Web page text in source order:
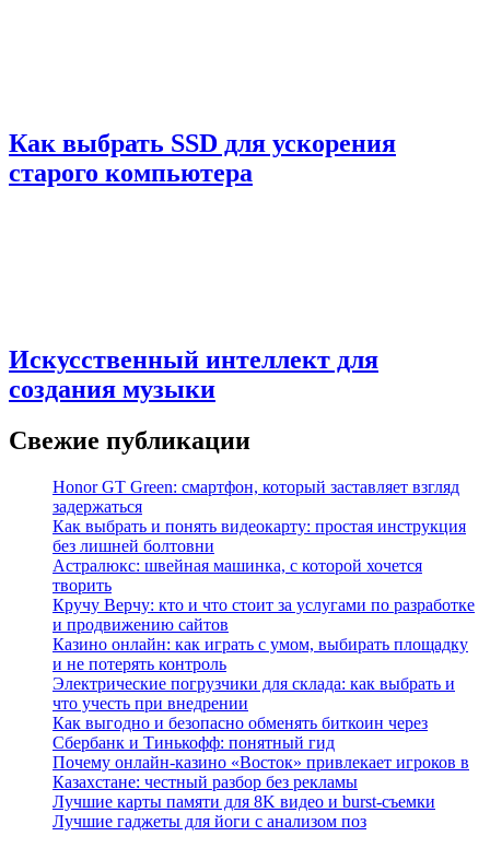
Как выбрать SSD для ускорения
старого компьютера
Искусственный интеллект для
создания музыки
Свежие публикации
Honor GT Green: смартфон, который заставляет взгляд
задержаться
Как выбрать и понять видеокарту: простая инструкция
без лишней болтовни
Астралюкс: швейная машинка, с которой хочется
творить
Кручу Верчу: кто и что стоит за услугами по разработке
и продвижению сайтов
Казино онлайн: как играть с умом, выбирать площадку
и не потерять контроль
Электрические погрузчики для склада: как выбрать и
что учесть при внедрении
Как выгодно и безопасно обменять биткоин через
Сбербанк и Тинькофф: понятный гид
Почему онлайн-казино «Восток» привлекает игроков в
Казахстане: честный разбор без рекламы
Лучшие карты памяти для 8K видео и burst-съемки
Лучшие гаджеты для йоги с анализом поз